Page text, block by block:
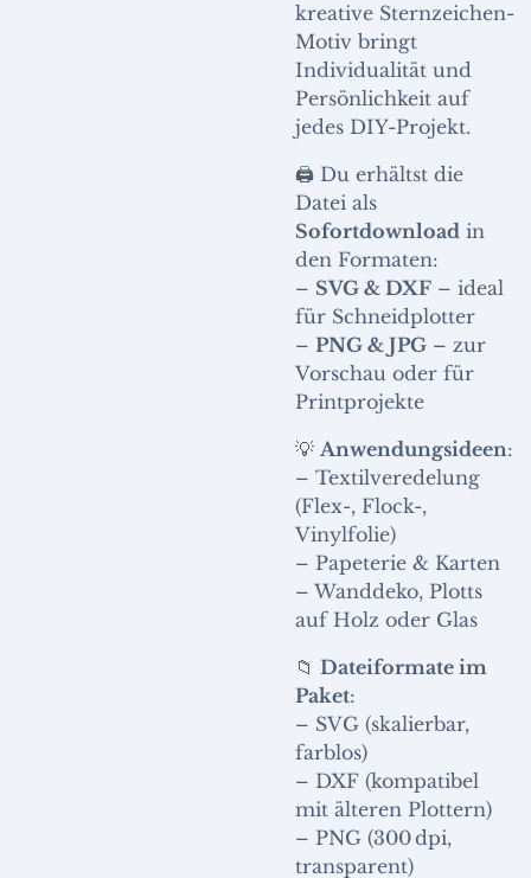
kreative Sternzeichen-
Motiv bringt
Individualität und
Persönlichkeit auf
jedes DIY-Projekt.
🖨️ Du erhältst die
Datei als
Sofortdownload in
den Formaten:
– SVG & DXF – ideal
für Schneidplotter
– PNG & JPG – zur
Vorschau oder für
Printprojekte
💡 Anwendungsideen:
– Textilveredelung
(Flex-, Flock-,
Vinylfolie)
– Papeterie & Karten
– Wanddeko, Plotts
auf Holz oder Glas
📁 Dateiformate im
Paket:
– SVG (skalierbar,
farblos)
– DXF (kompatibel
mit älteren Plottern)
– PNG (300 dpi,
transparent)